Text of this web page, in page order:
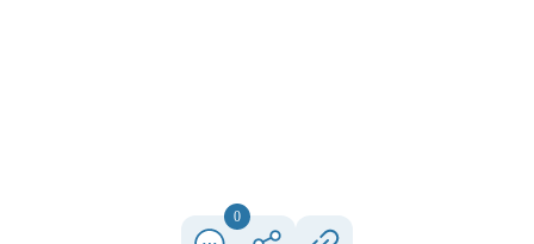
0